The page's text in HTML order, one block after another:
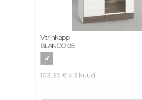
103.33 € x 3 kuud
Vitriinkapp
BLANCO 05